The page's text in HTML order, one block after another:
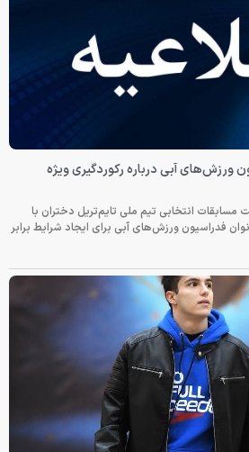
ورزش‌های آبی درباره رکوردگیری ویژه
انتخابی تیم ملی تایم‌تریل دختران با
فدراسیون ورزش‌های آبی برای ایجاد شرایط برابر